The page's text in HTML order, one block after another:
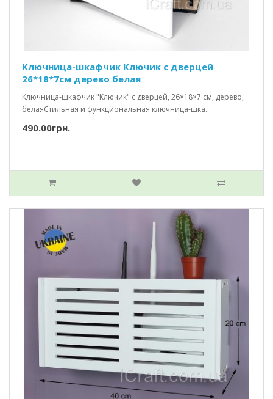
Ключница-шкафчик Ключик c дверцей
26*18*7см дерево белая
Ключница-шкафчик "Ключик" с дверцей, 26×18×7 см, дерево,
белаяСтильная и функциональная ключница-шка..
490.00грн.